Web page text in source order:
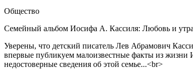
Общество
Семейный альбом Иосифа А. Кассиля: Любовь и
Уверены, что детский писатель Лев Абрамович
впервые публикуем малоизвестные факты из
недостоверные сведения об этой семье...<br>